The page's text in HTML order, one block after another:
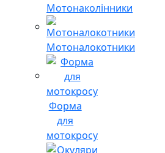
Мотонаколінники
Мотоналокотники
Форма
для
мотокросу